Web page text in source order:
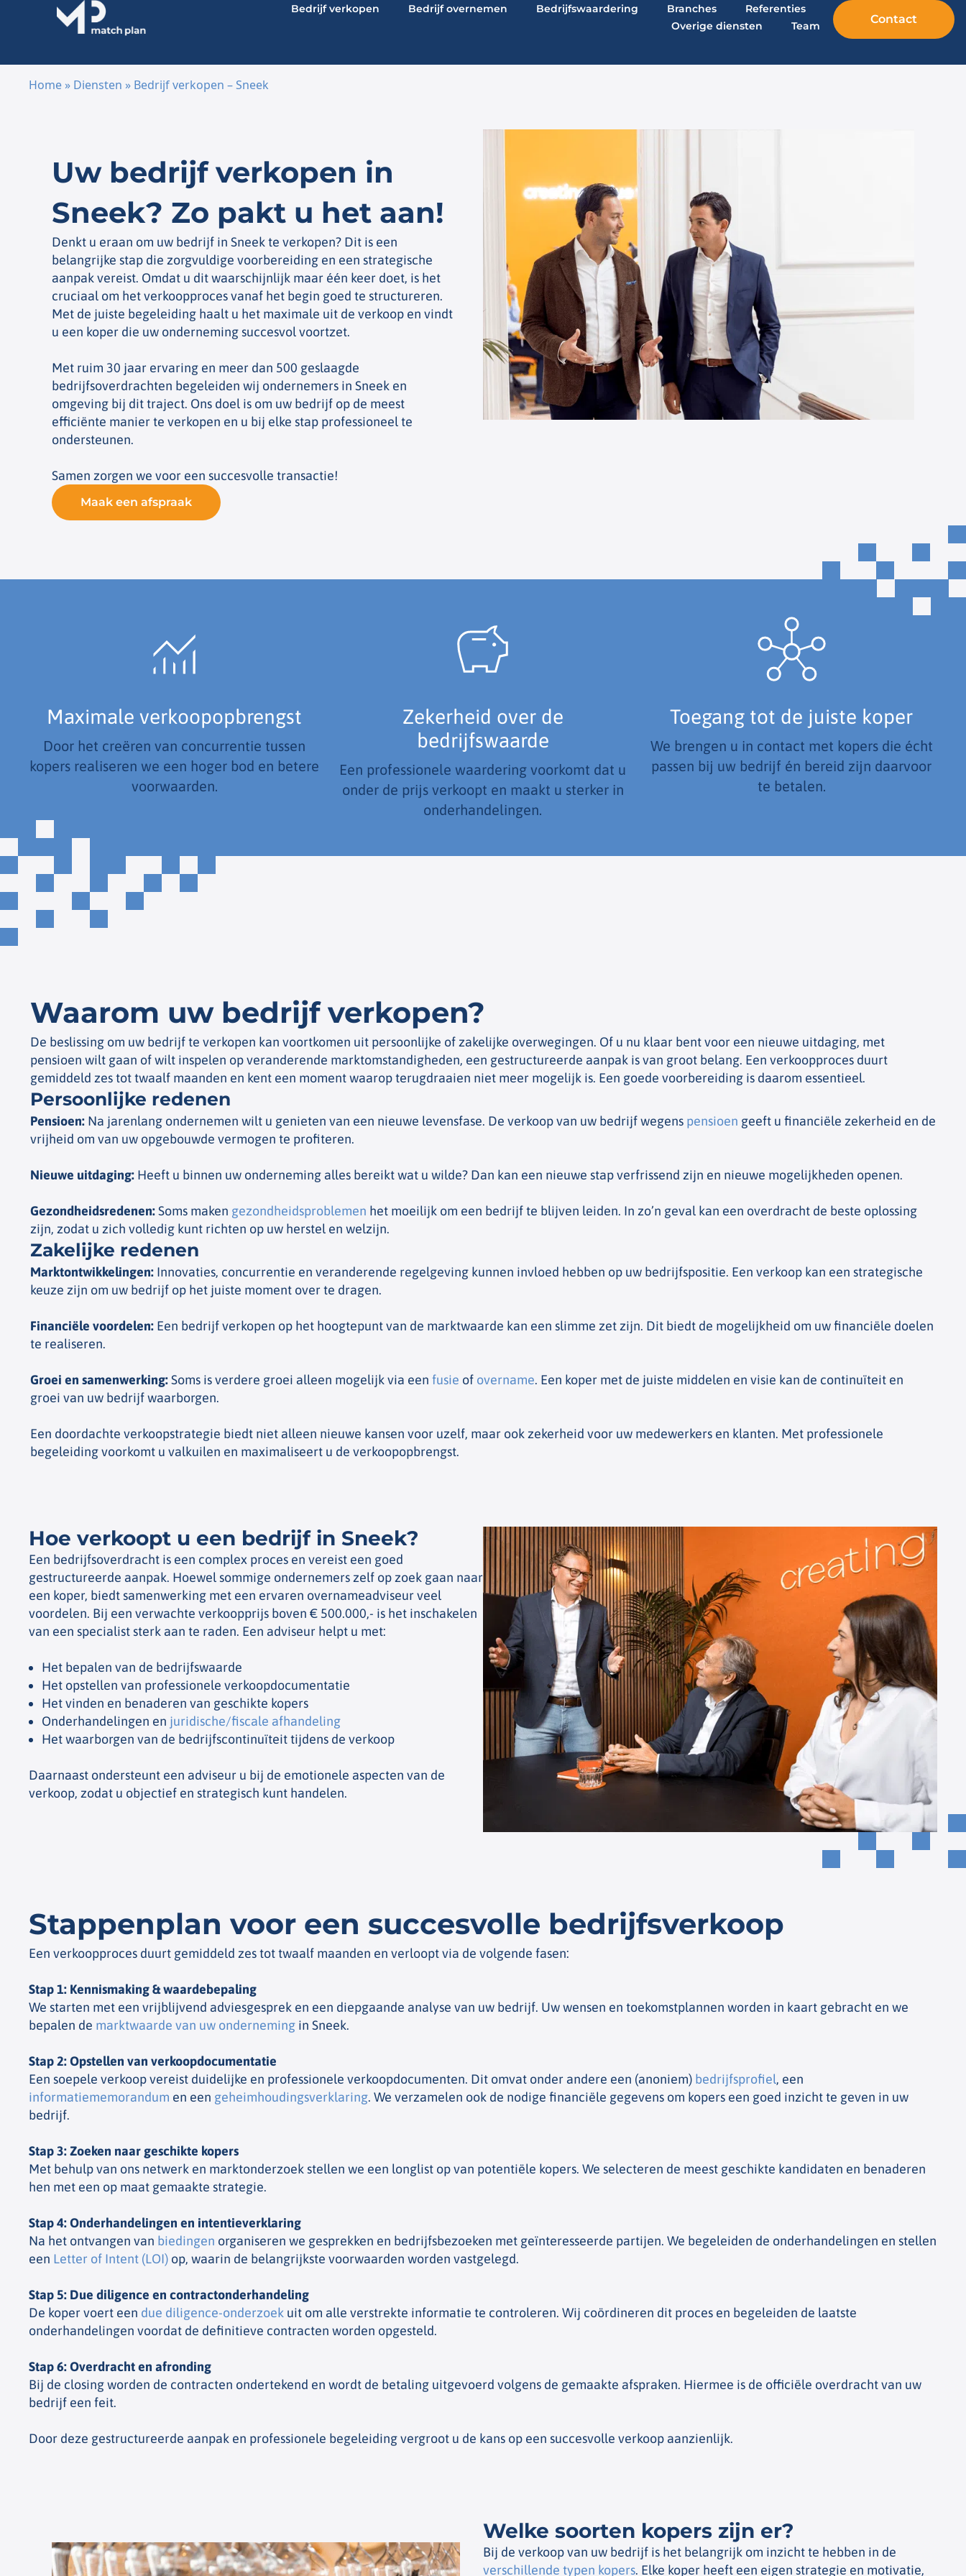
Contact
Bedrijf verkopen Bedrijf overnemen Bedrijfswaardering Branches
Referenties
Overige diensten
Team
Home » Diensten » Bedrijf verkopen – Sneek
Uw bedrijf verkopen in
Sneek? Zo pakt u het aan!
Denkt u eraan om uw bedrijf in Sneek te verkopen? Dit is een
belangrijke stap die zorgvuldige voorbereiding en een strategische
aanpak vereist. Omdat u dit waarschijnlijk maar één keer doet, is het
cruciaal om het verkoopproces vanaf het begin goed te structureren.
Met de juiste begeleiding haalt u het maximale uit de verkoop en vindt
u een koper die uw onderneming succesvol voortzet.
Met ruim 30 jaar ervaring en meer dan 500 geslaagde
bedrijfsoverdrachten begeleiden wij ondernemers in Sneek en
omgeving bij dit traject. Ons doel is om uw bedrijf op de meest
efficiënte manier te verkopen en u bij elke stap professioneel te
ondersteunen.
Samen zorgen we voor een succesvolle transactie!
Maak een afspraak
Maximale verkoopopbrengst
Door het creëren van concurrentie tussen
kopers realiseren we een hoger bod en betere
voorwaarden.
Zekerheid over de
bedrijfswaarde
Een professionele waardering voorkomt dat u
onder de prijs verkoopt en maakt u sterker in
onderhandelingen.
Toegang tot de juiste koper
We brengen u in contact met kopers die écht
passen bij uw bedrijf én bereid zijn daarvoor
te betalen.
Waarom uw bedrijf verkopen?
De beslissing om uw bedrijf te verkopen kan voortkomen uit persoonlijke of zakelijke overwegingen. Of u nu klaar bent voor een nieuwe uitdaging, met
pensioen wilt gaan of wilt inspelen op veranderende marktomstandigheden, een gestructureerde aanpak is van groot belang. Een verkoopproces duurt
gemiddeld zes tot twaalf maanden en kent een moment waarop terugdraaien niet meer mogelijk is. Een goede voorbereiding is daarom essentieel.
Persoonlijke redenen
Pensioen: Na jarenlang ondernemen wilt u genieten van een nieuwe levensfase. De verkoop van uw bedrijf wegens pensioen geeft u financiële zekerheid en de
vrijheid om van uw opgebouwde vermogen te profiteren.
Nieuwe uitdaging: Heeft u binnen uw onderneming alles bereikt wat u wilde? Dan kan een nieuwe stap verfrissend zijn en nieuwe mogelijkheden openen.
Gezondheidsredenen:Soms maken gezondheidsproblemen het moeilijk om een bedrijf te blijven leiden. In zo’n geval kan een overdracht de beste oplossing
zijn, zodat u zich volledig kunt richten op uw herstel en welzijn.
Zakelijke redenen
Marktontwikkelingen: Innovaties, concurrentie en veranderende regelgeving kunnen invloed hebben op uw bedrijfspositie. Een verkoop kan een strategische
keuze zijn om uw bedrijf op het juiste moment over te dragen.
Financiële voordelen: Een bedrijf verkopen op het hoogtepunt van de marktwaarde kan een slimme zet zijn. Dit biedt de mogelijkheid om uw financiële doelen
te realiseren.
Groei en samenwerking:Soms is verdere groei alleen mogelijk via een fusie of overname. Een koper met de juiste middelen en visie kan de continuïteit en
groei van uw bedrijf waarborgen.
Een doordachte verkoopstrategie biedt niet alleen nieuwe kansen voor uzelf, maar ook zekerheid voor uw medewerkers en klanten. Met professionele
begeleiding voorkomt u valkuilen en maximaliseert u de verkoopopbrengst.
Hoe verkoopt u een bedrijf in Sneek?
Een bedrijfsoverdracht is een complex proces en vereist een goed
gestructureerde aanpak. Hoewel sommige ondernemers zelf op zoek gaan naar
een koper, biedt samenwerking met een ervaren overnameadviseur veel
voordelen. Bij een verwachte verkoopprijs boven € 500.000,- is het inschakelen
van een specialist sterk aan te raden. Een adviseur helpt u met:
Het bepalen van de bedrijfswaarde
Het opstellen van professionele verkoopdocumentatie
Het vinden en benaderen van geschikte kopers
Onderhandelingen en juridische/fiscale afhandeling
Het waarborgen van de bedrijfscontinuïteit tijdens de verkoop
Daarnaast ondersteunt een adviseur u bij de emotionele aspecten van de
verkoop, zodat u objectief en strategisch kunt handelen.
Stappenplan voor een succesvolle bedrijfsverkoop
Een verkoopproces duurt gemiddeld zes tot twaalf maanden en verloopt via de volgende fasen:
Stap 1: Kennismaking & waardebepaling
We starten met een vrijblijvend adviesgesprek en een diepgaande analyse van uw bedrijf. Uw wensen en toekomstplannen worden in kaart gebracht en we
bepalen de marktwaarde van uw onderneming in Sneek.
Stap 2: Opstellen van verkoopdocumentatie
Een soepele verkoop vereist duidelijke en professionele verkoopdocumenten. Dit omvat onder andere een (anoniem) bedrijfsprofiel, een
informatiememorandum en een geheimhoudingsverklaring. We verzamelen ook de nodige financiële gegevens om kopers een goed inzicht te geven in uw
bedrijf.
Stap 3: Zoeken naar geschikte kopers
Met behulp van ons netwerk en marktonderzoek stellen we een longlist op van potentiële kopers. We selecteren de meest geschikte kandidaten en benaderen
hen met een op maat gemaakte strategie.
Stap 4: Onderhandelingen en intentieverklaring
Na het ontvangen van biedingen organiseren we gesprekken en bedrijfsbezoeken met geïnteresseerde partijen. We begeleiden de onderhandelingen en stellen
een Letter of Intent (LOI) op, waarin de belangrijkste voorwaarden worden vastgelegd.
Stap 5: Due diligence en contractonderhandeling
De koper voert een due diligence-onderzoek uit om alle verstrekte informatie te controleren. Wij coördineren dit proces en begeleiden de laatste
onderhandelingen voordat de definitieve contracten worden opgesteld.
Stap 6: Overdracht en afronding
Bij de closing worden de contracten ondertekend en wordt de betaling uitgevoerd volgens de gemaakte afspraken. Hiermee is de officiële overdracht van uw
bedrijf een feit.
Door deze gestructureerde aanpak en professionele begeleiding vergroot u de kans op een succesvolle verkoop aanzienlijk.
Welke soorten kopers zijn er?
Bij de verkoop van uw bedrijf is het belangrijk om inzicht te hebben in de
verschillende typen kopers. Elke koper heeft een eigen strategie en motivatie,